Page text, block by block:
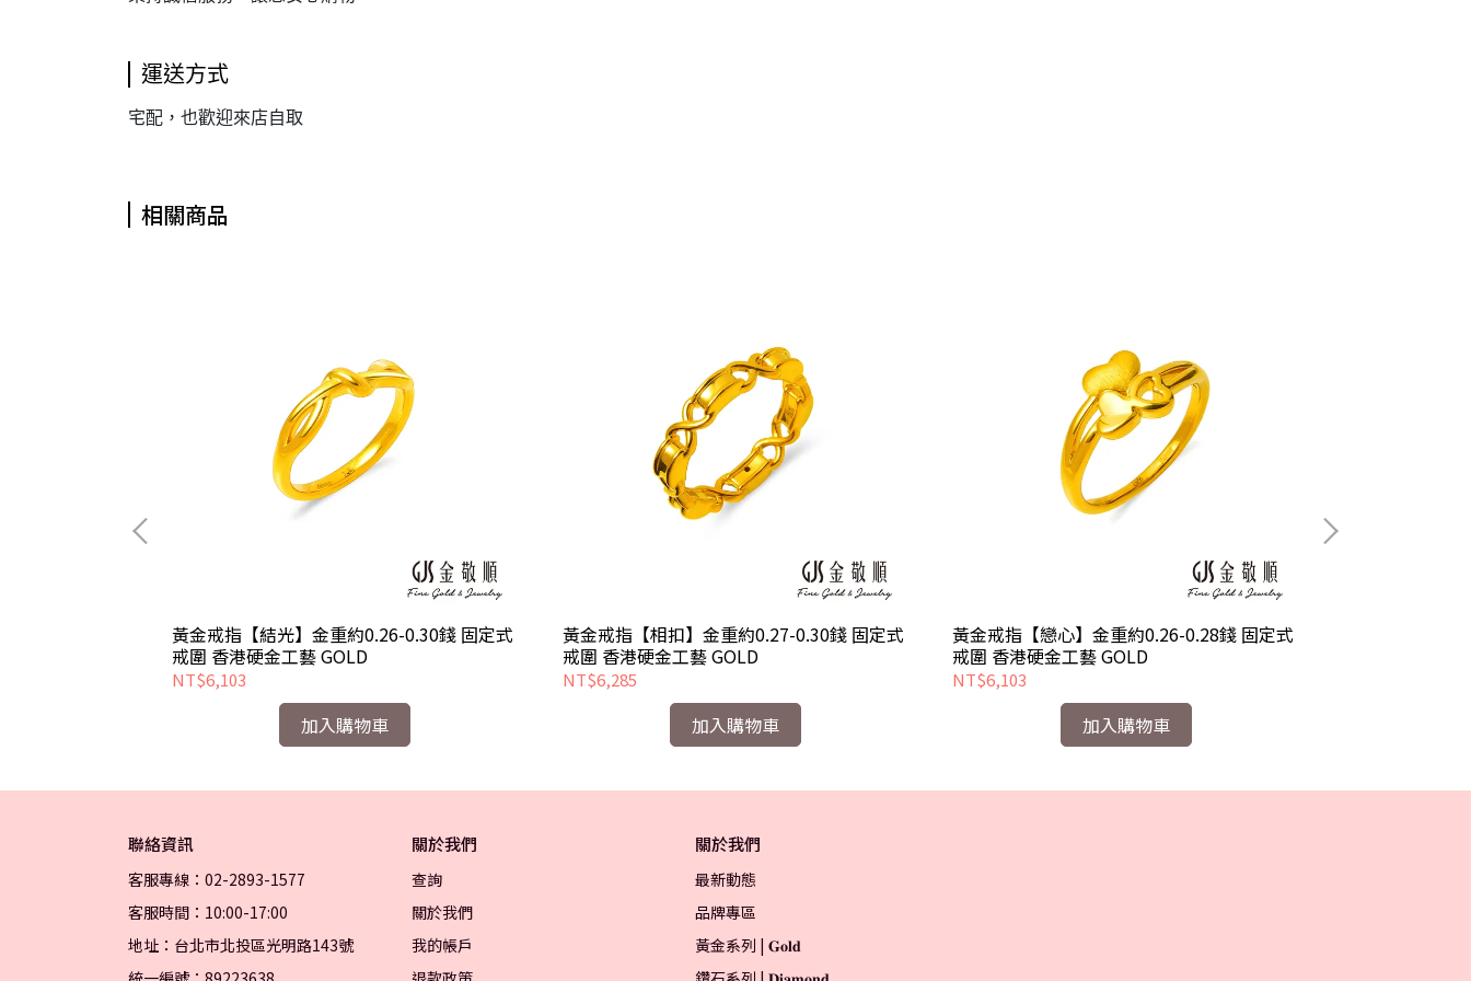
運送方式
宅配，也歡迎來店自取
相關商品
黃金戒指【結光】金重約0.26-0.30錢 固定式
戒圍 香港硬金工藝 GOLD
NT$6,103
加入購物車
黃金戒指【相扣】金重約0.27-0.30錢 固定式
戒圍 香港硬金工藝 GOLD
NT$6,285
加入購物車
黃金戒指【戀心】金重約0.26-0.28錢 固定式
戒圍 香港硬金工藝 GOLD
NT$6,103
加入購物車
聯絡資訊
客服專線：02-2893-1577
客服時間：10:00-17:00
地址：台北市北投區光明路143號
關於我們
查詢
關於我們
我的帳戶
關於我們
最新動態
品牌專區
黃金系列 | 𝐆𝐨𝐥𝐝